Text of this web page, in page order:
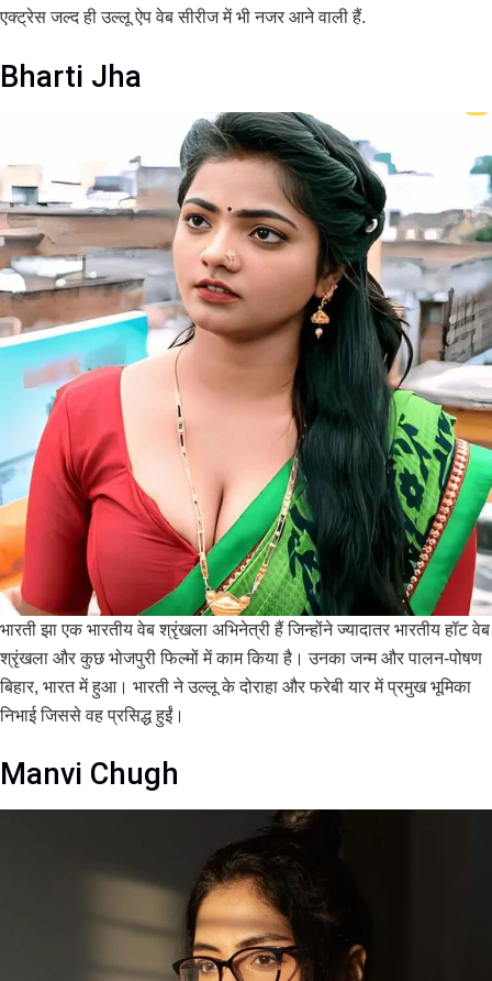
एक्ट्रेस जल्द ही उल्लू ऐप वेब सीरीज में भी नजर आने वाली हैं.
Bharti Jha
भारती झा एक भारतीय वेब श्रृंखला अभिनेत्री हैं जिन्होंने ज्यादातर भारतीय हॉट वेब
श्रृंखला और कुछ भोजपुरी फिल्मों में काम किया है। उनका जन्म और पालन-पोषण
बिहार, भारत में हुआ। भारती ने उल्लू के दोराहा और फरेबी यार में प्रमुख भूमिका
निभाई जिससे वह प्रसिद्ध हुईं।
Manvi Chugh